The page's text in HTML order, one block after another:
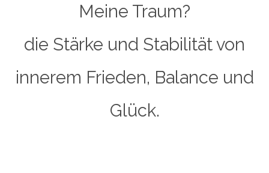
Meine Traum?
die Stärke und Stabilität von
innerem Frieden, Balance und
Glück.